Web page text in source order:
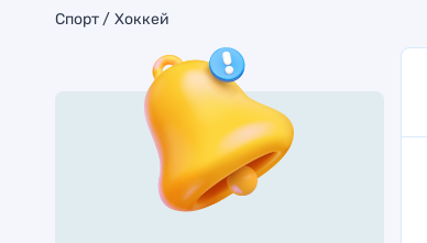
Спорт Хоккей